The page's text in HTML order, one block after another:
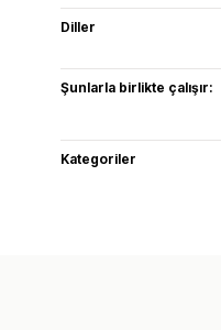
Diller
Şunlarla birlikte çalışır:
Kategoriler